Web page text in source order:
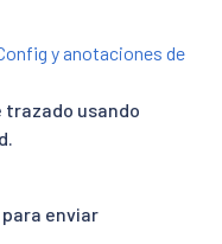
y anotaciones de
trazado usando
enviar